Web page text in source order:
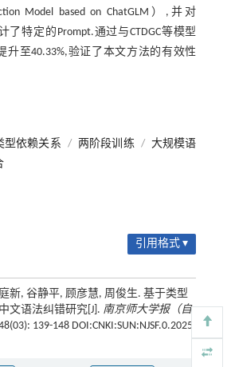
Model based on ChatGLM）,并对
了特定的Prompt.通过与CTDGC等模型
升至40.33%,验证了本文方法的有效性
型依赖关系 / 两阶段训练 / 大规模语
引用格式 ▾
新, 谷静平, 顾彦慧, 周俊生. 基于类型
文语法纠错研究[J]. 南京师大学报（自
139-148 DOI:CNKI:SUN:NJSF.0.2025-